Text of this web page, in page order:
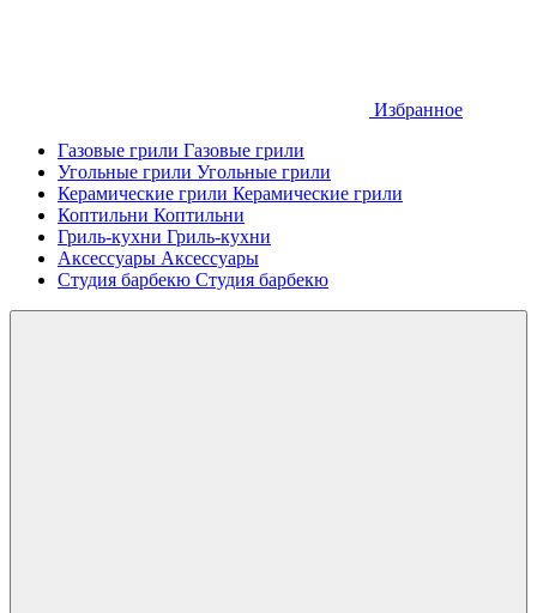
Избранное
Газовые грили Газовые грили
Угольные грили Угольные грили
Керамические грили Керамические грили
Коптильни Коптильни
Гриль-кухни Гриль-кухни
Аксессуары Аксессуары
Студия барбекю Студия барбекю